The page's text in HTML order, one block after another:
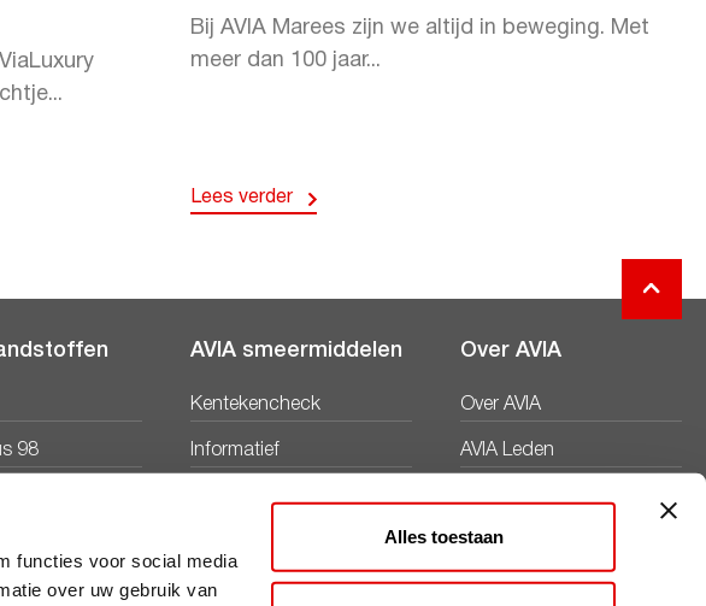
functies voor social media
over uw gebruik van
Alles toestaan
Bij AVIA Marees zijn we altijd in beweging. Met
meer dan 100 jaar...
Lees verder
98
AVIA smeermiddelen
Kentekencheck
Informatief
Over AVIA
Over AVIA
AVIA Leden
Duurzaamheid
Werken bij